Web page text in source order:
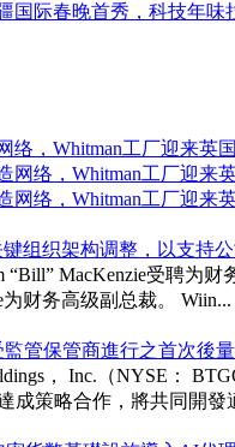
国际春晚首秀，科技年味
络，Whitman工厂迎来英
键组织架构调整，以支持
MacKenzie受聘为
为财务高级副总裁。 Wiin...
監管保管商進行之首次後
， Inc.（NYSE：
達成策略合作，將共同開發